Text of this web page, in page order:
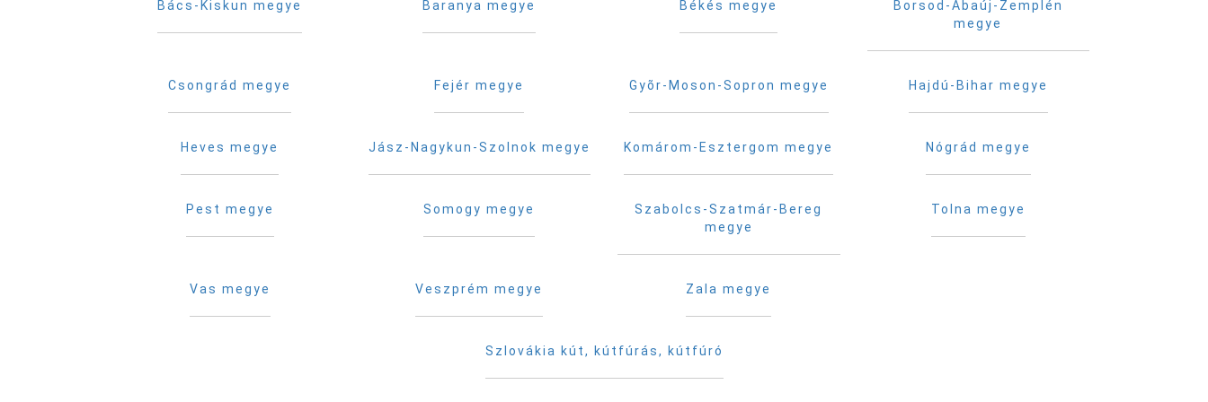
Bács-Kiskun megye Baranya megye Békés megye
Borsod-Abaúj-Zemplén
megye
Csongrád megye Fejér megye Gyõr-Moson-Sopron megye Hajdú-Bihar megye
Heves megye Jász-Nagykun-Szolnok megye Komárom-Esztergom megye Nógrád megye
Pest megye Somogy megye
Szabolcs-Szatmár-Bereg
megye
Tolna megye
Vas megye Veszprém megye Zala megye
Szlovákia kút, kútfúrás, kútfúró